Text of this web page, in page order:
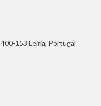
153 Leiria, Portugal